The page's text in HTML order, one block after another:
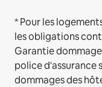
* Pour les
les obligations
Garantie
police d'assurance
dommages des